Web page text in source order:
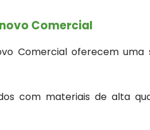
Comercial
Comercial oferecem
com materiais de alta